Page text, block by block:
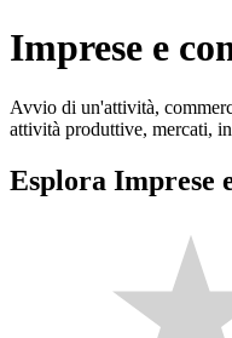
Imprese e
Avvio di un'attività,
attività produttive, mercati,
Esplora Imprese